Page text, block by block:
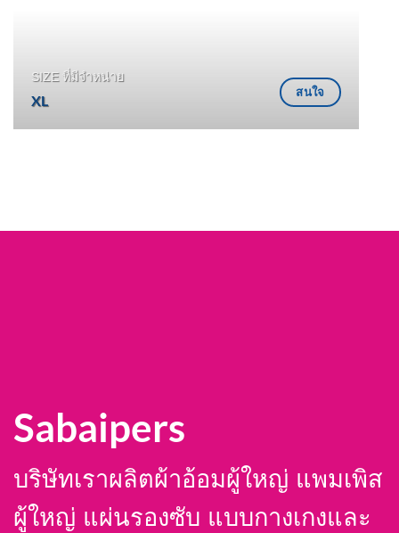
SIZE ที่มีจำหน่าย
XL สนใจ
Sabaipers
บริษัทเราผลิตผ้าอ้อมผู้ใหญ่ แพมเพิส
ผู้ใหญ่ แผ่นรองซับ แบบกางเกงและ